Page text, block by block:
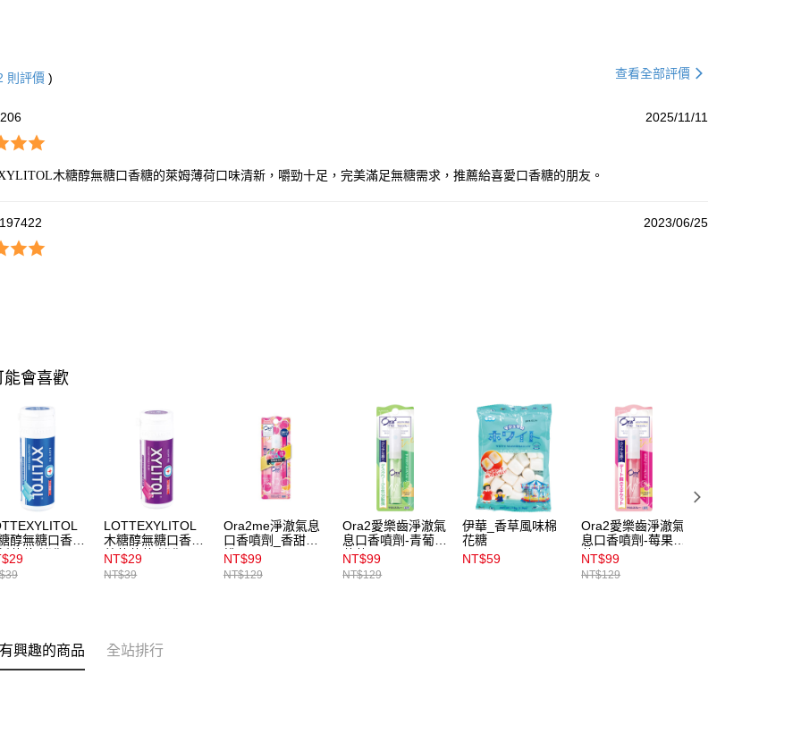
則評價 ) 查看全部評價
2025/11/11
木糖醇無糖口香糖的萊姆薄荷口味清新，嚼勁十足，完美滿足無糖需求，推薦給喜愛口香糖的朋友。
2023/06/25
能會喜歡
醇無糖口香糖-
薄荷(迷你
LOTTEXYLITOL
木糖醇無糖口香糖-
藍莓薄荷(迷你
瓶)26.1g
NT$29
NT$39
Ora2me淨澈氣息
口香噴劑_香甜蜜
桃
NT$99
NT$129
Ora2愛樂齒淨澈氣
息口香噴劑-青葡萄
薄荷6ml
NT$99
NT$129
伊華_香草風味棉
花糖
NT$59
Ora2愛樂齒淨澈氣
息口香噴劑-莓果薄
荷6ml
NT$99
NT$129
興趣的商品 全站排行